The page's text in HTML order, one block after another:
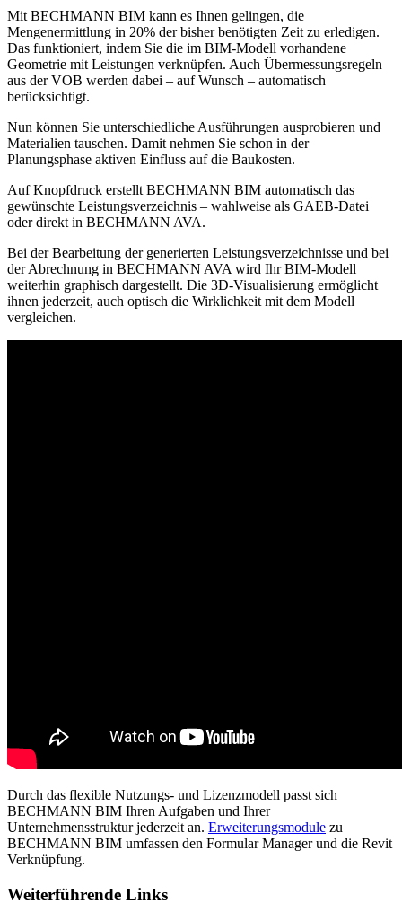
Mit BECHMANN BIM kann es Ihnen gelingen, die
Mengenermittlung in 20% der bisher benötigten Zeit zu erledigen.
Das funktioniert, indem Sie die im BIM-Modell vorhandene
Geometrie mit Leistungen verknüpfen. Auch Übermessungsregeln
aus der VOB werden dabei – auf Wunsch – automatisch
berücksichtigt.
Nun können Sie unterschiedliche Ausführungen ausprobieren und
Materialien tauschen. Damit nehmen Sie schon in der
Planungsphase aktiven Einfluss auf die Baukosten.
Auf Knopfdruck erstellt BECHMANN BIM automatisch das
gewünschte Leistungsverzeichnis – wahlweise als GAEB-Datei
oder direkt in BECHMANN AVA.
Bei der Bearbeitung der generierten Leistungsverzeichnisse und bei
der Abrechnung in BECHMANN AVA wird Ihr BIM-Modell
weiterhin graphisch dargestellt. Die 3D-Visualisierung ermöglicht
ihnen jederzeit, auch optisch die Wirklichkeit mit dem Modell
vergleichen.
Durch das flexible Nutzungs- und Lizenzmodell passt sich
BECHMANN BIM Ihren Aufgaben und Ihrer
Unternehmensstruktur jederzeit an. Erweiterungsmodule zu
BECHMANN BIM umfassen den Formular Manager und die Revit
Verknüpfung.
Weiterführende Links